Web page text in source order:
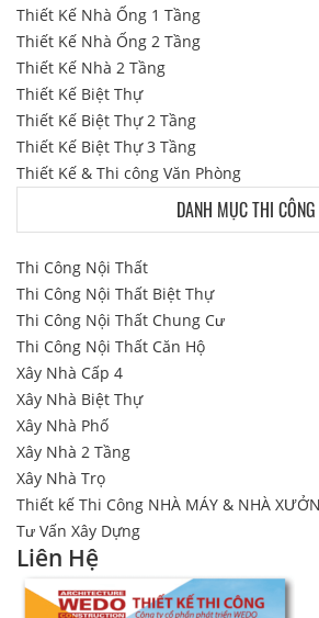
Thiết Kế Nhà Ống 1 Tầng
Thiết Kế Nhà Ống 2 Tầng
Thiết Kế Nhà 2 Tầng
Thiết Kế Biệt Thự
Thiết Kế Biệt Thự 2 Tầng
Thiết Kế Biệt Thự 3 Tầng
Thiết Kế & Thi công Văn Phòng
DANH MỤC THI CÔNG
Thi Công Nội Thất
Thi Công Nội Thất Biệt Thự
Thi Công Nội Thất Chung Cư
Thi Công Nội Thất Căn Hộ
Xây Nhà Cấp 4
Xây Nhà Biệt Thự
Xây Nhà Phố
Xây Nhà 2 Tầng
Xây Nhà Trọ
Thiết kế Thi Công NHÀ MÁY & NHÀ
Tư Vấn Xây Dựng
Liên Hệ